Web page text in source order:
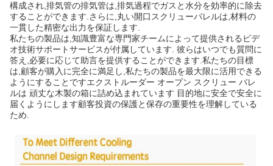
構成され,排気管の排気管は,排気過程でガスと水分を効率的に除去
することができます.さらに,丸い開口スクリューバレルは,材料の
一貫した精密な出力を保証します.
私たちの製品は,知識豊富な専門家チームによって提供されるビデ
オ技術サポートサービスが付属しています. 彼らはいつでも質問に
答え,必要に応じて助言を提供することができます.私たちの目標
は,顧客が購入に完全に満足し,私たちの製品を最大限に活用できる
ようにすることですエクストルーダー オープン スクリュー バレ
ルは 頑丈な木製の箱に詰め込まれています 目的地に安全で安全に
届くようにします顧客投資の保護と保存の重要性を理解している
ため.